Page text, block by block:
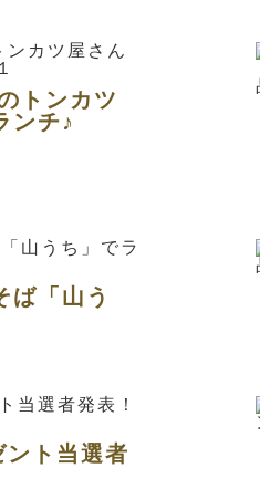
トンカツ
ンチ♪
ば「山う
ト当選者